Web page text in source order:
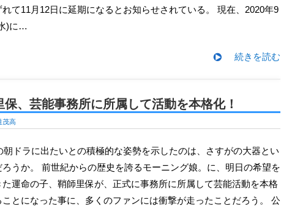
て11月12日に延期になるとお知らせされている。 現在、2020年9
)に…
続きを読む
、芸能事務所に所属して活動を本格化！
茂高
ろうか。 前世紀からの歴史を誇るモーニング娘。に、明日の希望を
運命の子、鞘師里保が、正式に事務所に所属して芸能活動を本格
とになった事に、多くのファンには衝撃が走ったことだろう。 公